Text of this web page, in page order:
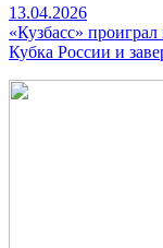
13.04.2026
«Кузбасс»
Кубка России и